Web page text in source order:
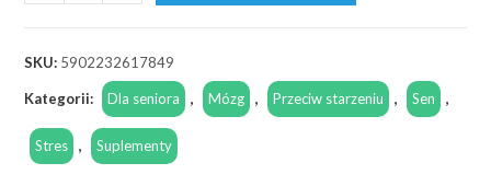
SKU: 5902232617849
Kategorii: Dla seniora , Mózg , Przeciw starzeniu , Sen ,
Stres , Suplementy